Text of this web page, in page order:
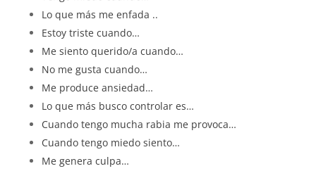
Lo que más me enfada ..
Estoy triste cuando…
Me siento querido/a cuando…
No me gusta cuando…
Me produce ansiedad…
Lo que más busco controlar es…
Cuando tengo mucha rabia me provoca…
Cuando tengo miedo siento…
Me genera culpa…